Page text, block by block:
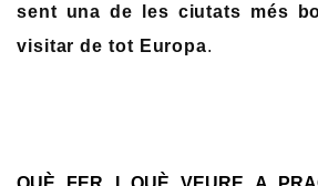
sent una de les ciutats més
visitar de tot Europa.